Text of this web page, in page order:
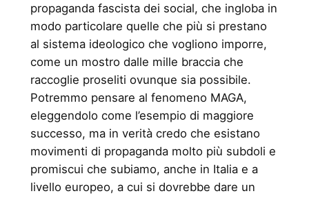
propaganda fascista dei social, che ingloba in
modo particolare quelle che più si prestano
al sistema ideologico che vogliono imporre,
come un mostro dalle mille braccia che
raccoglie proseliti ovunque sia possibile.
Potremmo pensare al fenomeno MAGA,
eleggendolo come l’esempio di maggiore
successo, ma in verità credo che esistano
movimenti di propaganda molto più subdoli e
promiscui che subiamo, anche in Italia e a
livello europeo, a cui si dovrebbe dare un